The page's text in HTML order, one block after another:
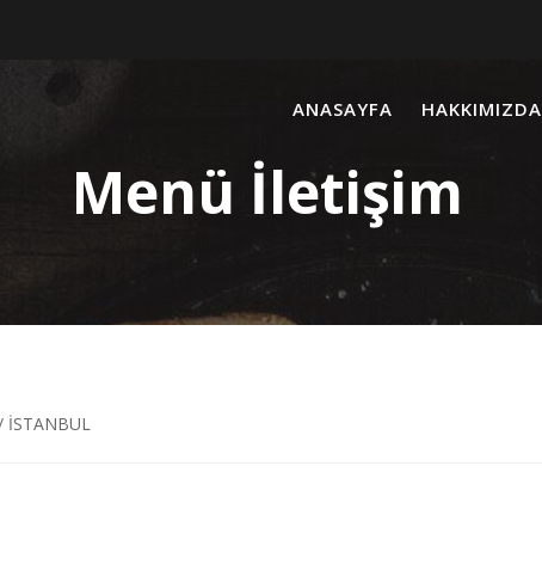
ANASAYFA HAKKIMIZDA
Menü İletişim
İSTANBUL